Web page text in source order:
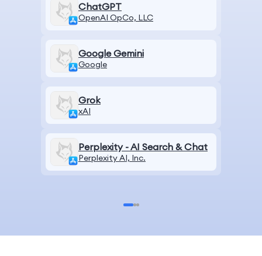
ChatGPT
OpenAI OpCo, LLC
Google Gemini
Google
Grok
xAI
Perplexity - AI Search & Chat
Perplexity AI, Inc.